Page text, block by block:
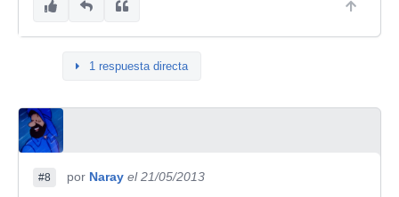
1 respuesta directa
#8 por Naray el 21/05/2013